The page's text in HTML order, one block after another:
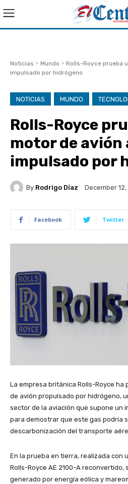
Noticias Mundo
Rolls-Royce prueba
impulsado por hidrógeno
NOTICIAS MUNDO
Rolls-Royce
motor de avión
impulsado por
By Rodrigo Díaz December
Facebook Twitter
La empresa británica Rolls-Royce
de avión propulsado por hidrógeno,
sector de la aviación que supone un
para demostrar que este gas podría
descarbonización del transporte
En la prueba en tierra, realizada con
Rolls-Royce AE 2100-A
generado por energía eólica y